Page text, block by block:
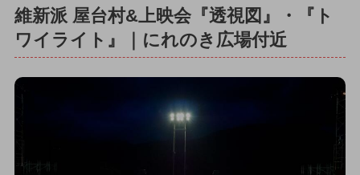
維新派 屋台村&上映会『透視図』・『ト
ワイライト』｜にれのき広場付近